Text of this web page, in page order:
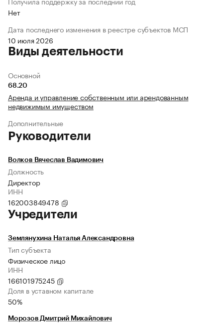
Нет
Дата последнего изменения в реестре субъектов МСП
10 июля 2026
Виды деятельности
Основной
68.20
Аренда и управление собственным или арендованным
недвижимым имуществом
Дополнительные
Руководители
Волков Вячеслав Вадимович
Должность
Директор
ИНН
162003849478
Учредители
Землянухина Наталья Александровна
Тип субъекта
Физическое лицо
ИНН
166101975245
Доля в уставном капитале
50%
Морозов Дмитрий Михайлович